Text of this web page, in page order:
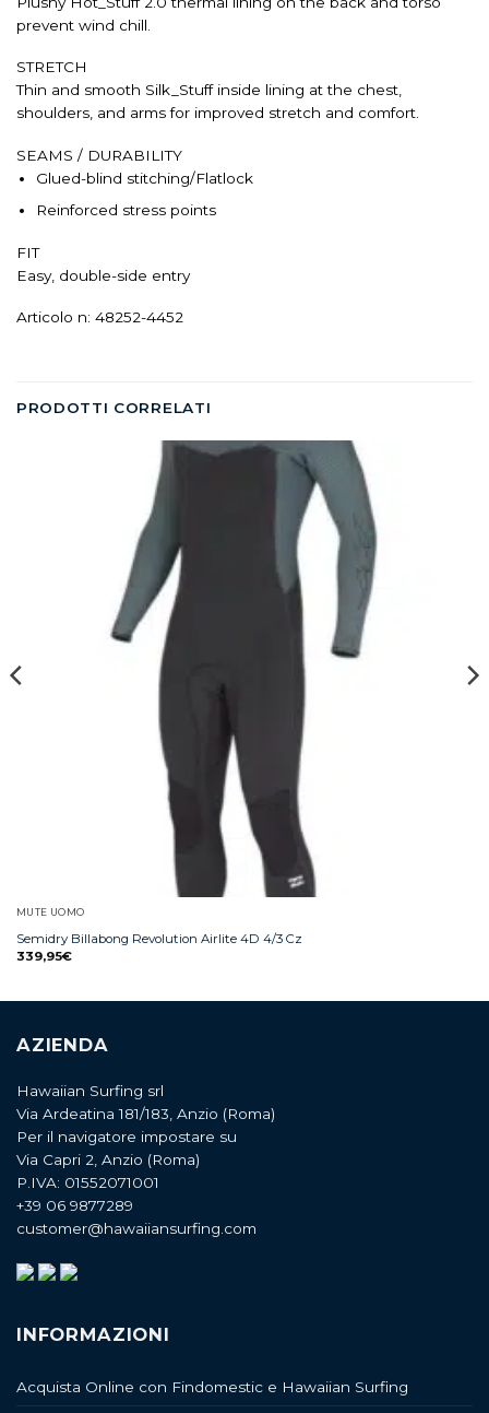
prevent wind chill.
STRETCH
Thin and smooth Silk_Stuff inside lining at the chest,
shoulders, and arms for improved stretch and comfort.
SEAMS / DURABILITY
Glued-blind stitching/Flatlock
Reinforced stress points
FIT
Easy, double-side entry
Articolo n: 48252-4452
PRODOTTI CORRELATI
MUTE UOMO
Semidry Billabong Revolution Airlite 4D 4/3 Cz
339,95€
AZIENDA
Hawaiian Surfing srl
Via Ardeatina 181/183, Anzio (Roma)
Per il navigatore impostare su
Via Capri 2, Anzio (Roma)
P.IVA: 01552071001
+39 06 9877289
customer@hawaiiansurfing.com
INFORMAZIONI
Acquista Online con Findomestic e Hawaiian Surfing